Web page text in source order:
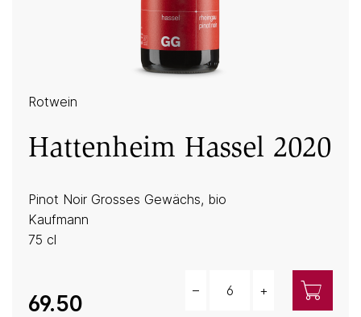
Rotwein
Hattenheim Hassel 2020
Pinot Noir Grosses Gewächs, bio
Kaufmann
75 cl
69.50
– +